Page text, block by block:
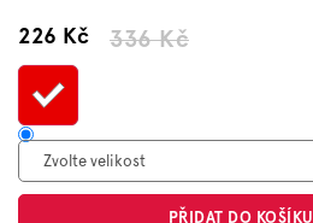
336 Kč
226 KčMěrná
PŘIDAT DO KOŠÍKU